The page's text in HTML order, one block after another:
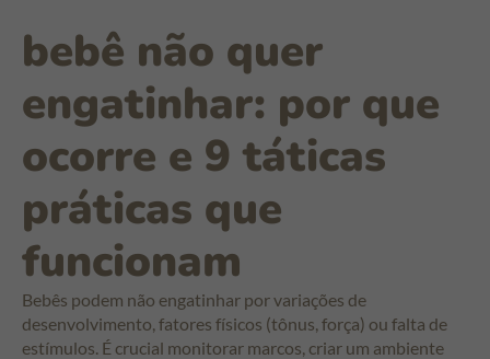
bebê não quer
engatinhar: por que
ocorre e 9 táticas
práticas que
funcionam
Bebês podem não engatinhar por variações de
desenvolvimento, fatores físicos (tônus, força) ou falta de
estímulos. É crucial monitorar marcos, criar um ambiente